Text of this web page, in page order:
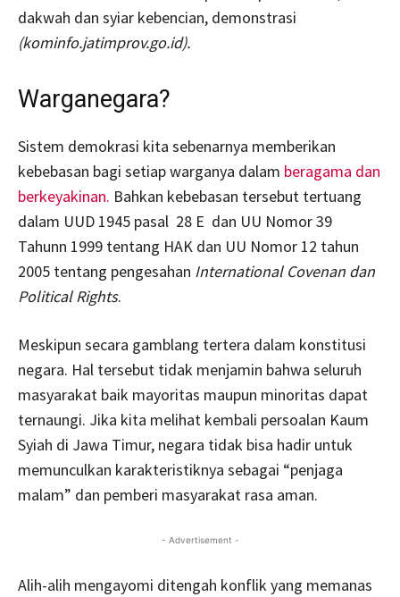
dakwah dan syiar kebencian, demonstrasi
(kominfo.jatimprov.go.id).
Warganegara?
Sistem demokrasi kita sebenarnya memberikan
kebebasan bagi setiap warganya dalam beragama dan
berkeyakinan. Bahkan kebebasan tersebut tertuang
dalam UUD 1945 pasal 28 E dan UU Nomor 39
Tahunn 1999 tentang HAK dan UU Nomor 12 tahun
2005 tentang pengesahan International Covenan dan
Political Rights.
Meskipun secara gamblang tertera dalam konstitusi
negara. Hal tersebut tidak menjamin bahwa seluruh
masyarakat baik mayoritas maupun minoritas dapat
ternaungi. Jika kita melihat kembali persoalan Kaum
Syiah di Jawa Timur, negara tidak bisa hadir untuk
memunculkan karakteristiknya sebagai “penjaga
malam” dan pemberi masyarakat rasa aman.
- Advertisement -
Alih-alih mengayomi ditengah konflik yang memanas